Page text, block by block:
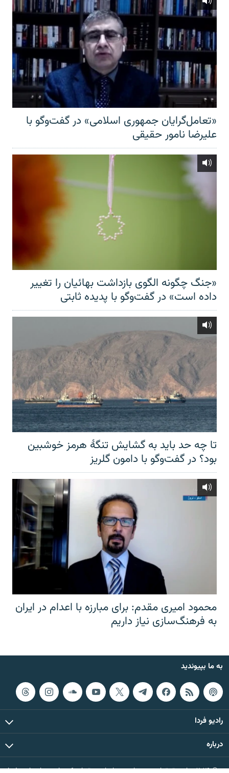
«تعامل‌گرایان جمهوری اسلامی» در گفت‌وگو با
علیرضا نامور حقیقی
«جنگ چگونه الگوی بازداشت بهائیان را تغییر
داده است» در گفت‌وگو با پدیده ثابتی
تا چه حد باید به گشایش تنگهٔ هرمز خوشبین
بود؟ در گفت‌وگو با دامون گلریز
محمود امیری مقدم: برای مبارزه با اعدام در ایران
به فرهنگ‌سازی نیاز داریم
به ما بپیوندید
رادیو فردا
درباره